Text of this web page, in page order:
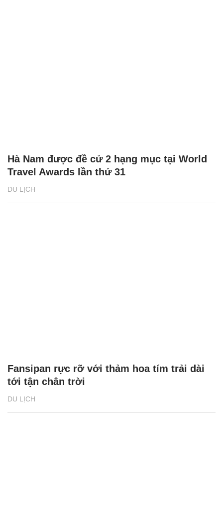
DU LỊCH
Hà Nam được đề cử 2 hạng mục tại World
Travel Awards lần thứ 31
DU LỊCH
Fansipan rực rỡ với thảm hoa tím trải dài
tới tận chân trời